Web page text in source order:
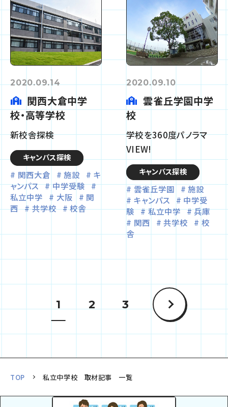
2020.09.14
関西大倉中学
校・高等学校
新校舎探検
キャンパス探検
関西大倉 施設
キ
ャンパス
中学受験
私立中学
大阪
関
西
共学校 校舎
2020.09.10
雲雀丘学園中学
校
学校を360度パノラマ
VIEW!
キャンパス探検
雲雀丘学園
施設
キャンパス
中学受
験
私立中学
兵庫
関西
共学校
校
舎
1 2 3
TOP 私立中学校 取材記事 一覧